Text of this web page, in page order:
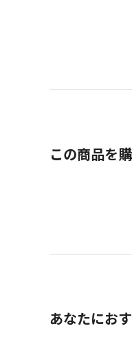
この商品を
あなたにお